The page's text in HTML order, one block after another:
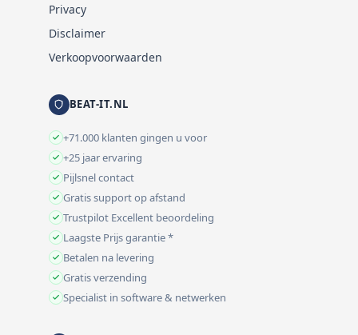
Privacy
Disclaimer
Verkoopvoorwaarden
BEAT-IT.NL
+71.000 klanten gingen u voor
+25 jaar ervaring
Pijlsnel contact
Gratis support op afstand
Trustpilot Excellent beoordeling
Laagste Prijs garantie *
Betalen na levering
Gratis verzending
Specialist in software & netwerken